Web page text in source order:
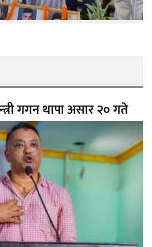
गगन थापा असार २० गते